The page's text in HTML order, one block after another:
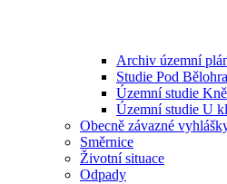
Archiv územní
Studie Pod
Územní studie
Územní studie U
Obecně závazné
Směrnice
Životní situace
Odpady